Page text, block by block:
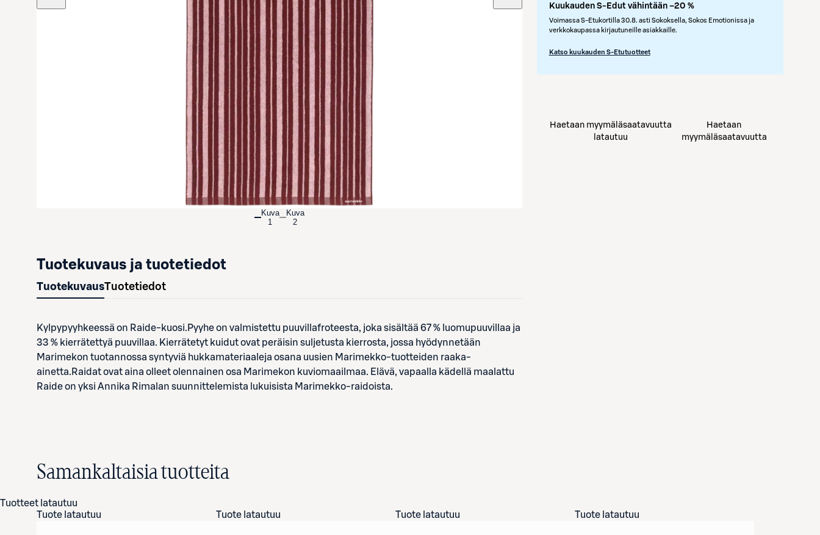
Kuva
1
Kuva
2
Kuukauden S-Edut vähintään –20 %
Voimassa S-Etukortilla 30.8. asti Sokoksella, Sokos Emotionissa ja
verkkokaupassa kirjautuneille asiakkaille.
Katso kuukauden S-Etutuotteet
Haetaan myymäläsaatavuutta
latautuu
Haetaan
myymäläsaatavuutta
Tuotekuvaus ja tuotetiedot
TuotekuvausTuotetiedot
Kylpypyyhkeessä on Raide-kuosi.Pyyhe on valmistettu puuvillafroteesta, joka sisältää 67 % luomupuuvillaa ja
33 % kierrätettyä puuvillaa. Kierrätetyt kuidut ovat peräisin suljetusta kierrosta, jossa hyödynnetään
Marimekon tuotannossa syntyviä hukkamateriaaleja osana uusien Marimekko-tuotteiden raaka-
ainetta.Raidat ovat aina olleet olennainen osa Marimekon kuviomaailmaa. Elävä, vapaalla kädellä maalattu
Raide on yksi Annika Rimalan suunnittelemista lukuisista Marimekko-raidoista.
Samankaltaisia tuotteita
Tuotteet latautuu
Tuote latautuu
Tuote latautuu Tuote latautuu Tuote latautuu